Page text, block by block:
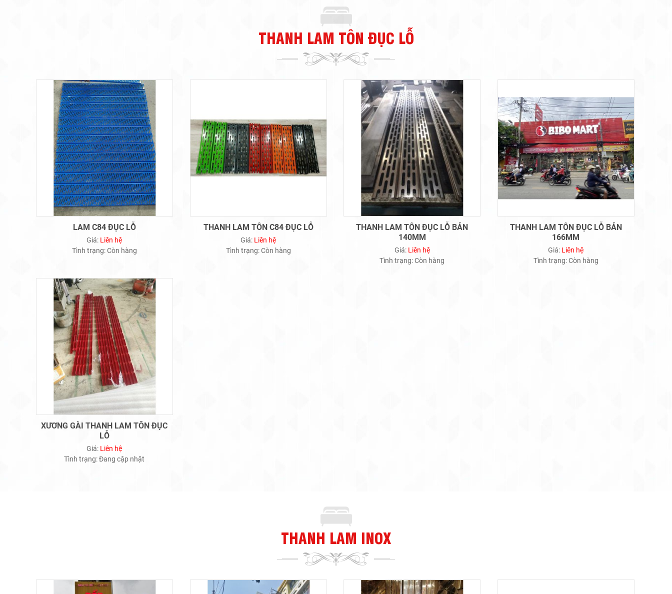
THANH LAM TÔN ĐỤC LỖ
LAM C84 ĐỤC LỖ
Giá: Liên hệ
Tình trạng:Còn hàng
THANH LAM TÔN C84 ĐỤC LỖ
Giá: Liên hệ
Tình trạng:Còn hàng
THANH LAM TÔN ĐỤC LỖ BẢN
140MM
Giá: Liên hệ
Tình trạng:Còn hàng
THANH LAM TÔN ĐỤC LỖ BẢN
166MM
Giá: Liên hệ
Tình trạng:Còn hàng
XƯƠNG GÀI THANH LAM TÔN ĐỤC
LỖ
Giá: Liên hệ
Tình trạng:Đang cập nhật
THANH LAM INOX